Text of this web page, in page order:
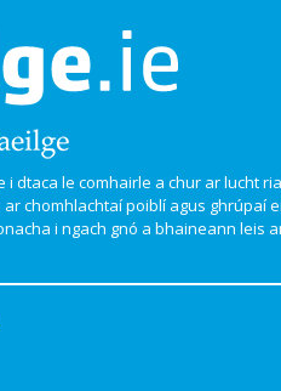
i dtaca le comhairle a chur ar lucht
chomhlachtaí poiblí agus ghrúpaí
i ngach gnó a bhaineann leis